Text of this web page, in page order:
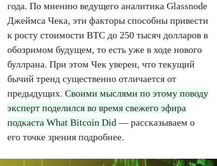
года. По мнению ведущего аналитика Glassnode
Джеймса Чека, эти факторы способны привести
к росту стоимости BTC до 250 тысяч долларов в
обозримом будущем, то есть уже в ходе нового
буллрана. При этом Чек уверен, что текущий
бычий тренд существенно отличается от
предыдущих. Своими мыслями по этому поводу
эксперт поделился во время свежего эфира
подкаста What Bitcoin Did — рассказываем о
его точке зрения подробнее.